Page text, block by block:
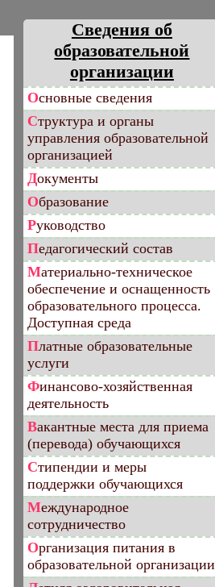
Сведения об
образовательной
организации
Основные сведения
Структура и органы
управления образовательной
организацией
Документы
Образование
Руководство
Педагогический состав
Материально-техническое
обеспечение и оснащенность
образовательного процесса.
Доступная среда
Платные образовательные
услуги
Финансово-хозяйственная
деятельность
Вакантные места для приема
(перевода) обучающихся
Стипендии и меры
поддержки обучающихся
Международное
сотрудничество
Организация питания в
образовательной организации